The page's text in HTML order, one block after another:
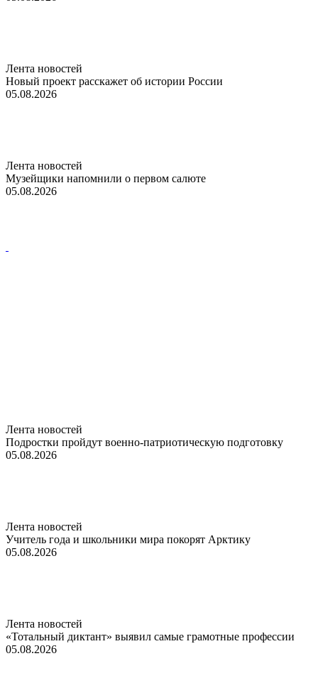
Лента новостей
Новый проект расскажет об истории России
05.08.2026
Лента новостей
Музейщики напомнили о первом салюте
05.08.2026
Лента новостей
Подростки пройдут военно-патриотическую подготовку
05.08.2026
Лента новостей
Учитель года и школьники мира покорят Арктику
05.08.2026
Лента новостей
«Тотальный диктант» выявил самые грамотные профессии
05.08.2026